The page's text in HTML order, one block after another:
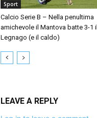
Sport
Calcio Serie B – Nella penultima
amichevole il Mantova batte 3-1 il
Legnago (e il caldo)
LEAVE A REPLY